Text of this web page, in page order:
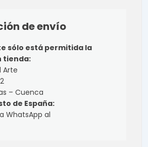
de envío
sólo está permitida la
tienda:
Arte
– Cuenca
de España:
WhatsApp al